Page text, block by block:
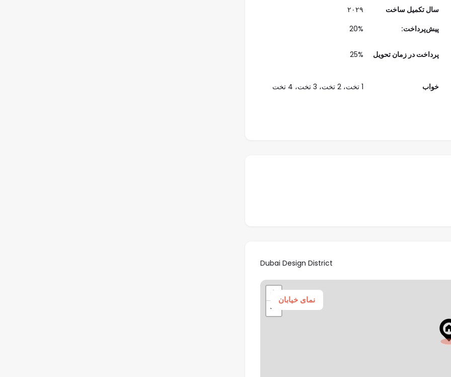
و شهری
سال تکمیل ساخت
۲۰۲۹
پیش‌پرداخت:
20%
پرداخت در زمان تحویل 25%
خواب 1 تخت، 2 تخت، 3 تخت، 4 تخت
Dubai Design District
+
−
نمای خیابان